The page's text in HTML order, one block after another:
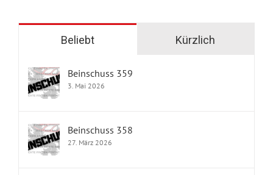
Beliebt Kürzlich
Beinschuss 359
3. Mai 2026
Beinschuss 358
27. März 2026